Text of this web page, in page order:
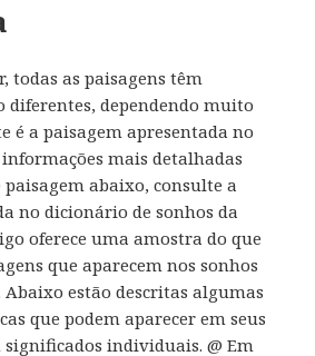
todas as paisagens têm
diferentes, dependendo muito
é a paisagem apresentada no
mais detalhadas
paisagem abaixo, consulte a
no dicionário de sonhos da
oferece uma amostra do que
que aparecem nos sonhos
Abaixo estão descritas algumas
que podem aparecer em seus
significados individuais. @ Em